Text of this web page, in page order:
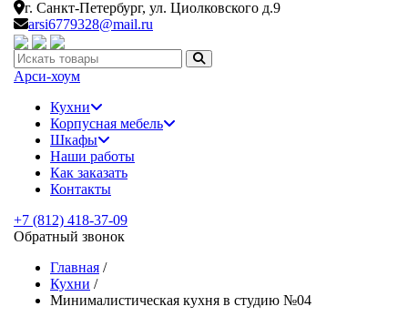
г. Санкт-Петербург, ул. Циолковского д.9
arsi6779328@mail.ru
Искать:
Арси-хоум
Кухни
Корпусная мебель
Шкафы
Наши работы
Как заказать
Контакты
+7 (812) 418-37-09
Обратный звонок
Главная /
Кухни /
Минималистическая кухня в студию №04